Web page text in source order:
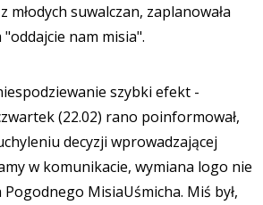
młodych suwalczan, zaplanowała
nam misia".
szybki efekt -
(22.02) rano poinformował,
decyzji wprowadzającej
w komunikacie, wymiana logo nie
Pogodnego MisiaUśmicha. Miś był,